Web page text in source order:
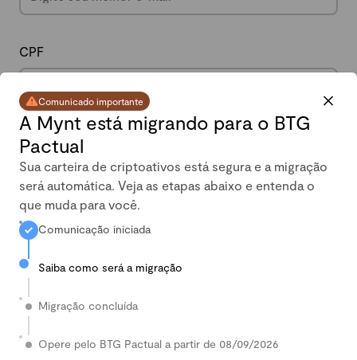
CPF
Data de nascimento
Celular
Comunicado importante
A Mynt está migrando para o BTG
Pactual
Sua carteira de criptoativos está segura e a migração
será automática. Veja as etapas abaixo e entenda o
que muda para você.
Comunicação iniciada
Saiba como será a migração
Migração concluída
Opere pelo BTG Pactual a partir de 08/09/2026